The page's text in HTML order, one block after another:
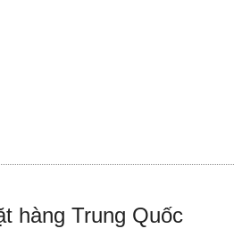
hàng Trung Quốc